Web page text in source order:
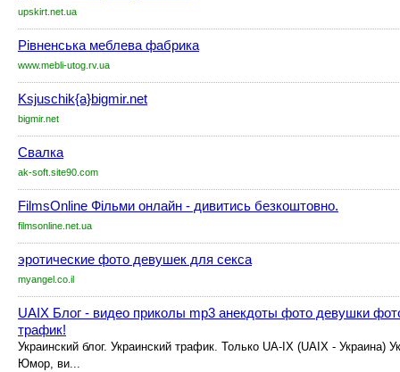
upskirt.net.ua
Рівненська меблева фабрика
www.mebli-utog.rv.ua
Ksjuschik{a}bigmir.net
bigmir.net
Свалка
ak-soft.site90.com
FilmsOnline Фільми онлайн - дивитись безкоштовно.
filmsonline.net.ua
эротические фото девушек для секса
myangel.co.il
UAIX Блог - видео приколы mp3 анекдоты фото девушки
трафик!
Украинский блог. Украинский трафик. Только UA-IX (UAIX - Украина)
Юмор, ви...